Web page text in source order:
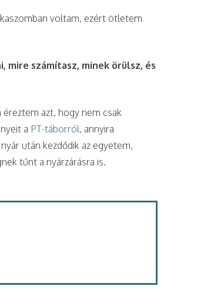
voltam, ezért ötletem
számítasz, minek örülsz, és
azt, hogy nem csak
a PT-táborról, annyira
után kezdődik az egyetem,
tűnt a nyárzárásra is.